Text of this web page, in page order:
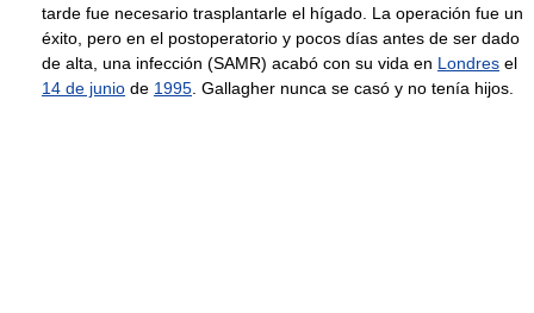
tarde fue necesario trasplantarle el hígado. La operación fue un
éxito, pero en el postoperatorio y pocos días antes de ser dado
de alta, una infección (SAMR) acabó con su vida en Londres el
14 de junio de 1995 . Gallagher nunca se casó y no tenía hijos.